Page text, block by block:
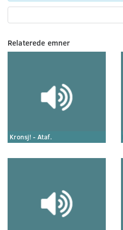
Relaterede emner
Kronsj! - Ataf.